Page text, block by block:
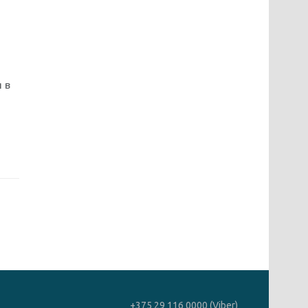
в
+375 29 116 0000 (Viber)